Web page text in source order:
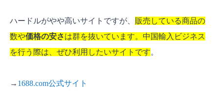
ハードルがやや高いサイトですが、 販売している商品の
数や価格の安さは群を抜いています。中国輸入ビジネス
を行う際は、ぜひ利用したいサイトです。
→ 1688.com公式サイト